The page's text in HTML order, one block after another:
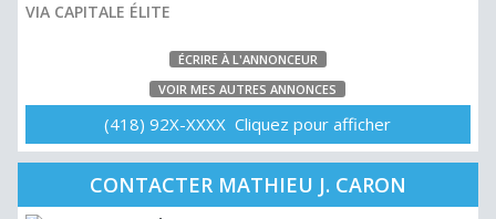
VIA CAPITALE ÉLITE
ÉCRIRE À L'ANNONCEUR
VOIR MES AUTRES ANNONCES
(418) 92X-XXXX Cliquez pour afficher
CONTACTER MATHIEU J. CARON